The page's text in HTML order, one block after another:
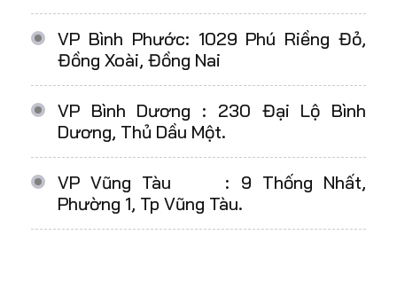
VP Bình Phước: 1029 Phú Riềng Đỏ,
Đồng Xoài, Đồng Nai
VP Bình Dương : 230 Đại Lộ Bình
Dương, Thủ Dầu Một.
VP Vũng Tàu : 9 Thống Nhất,
Phường 1, Tp Vũng Tàu.